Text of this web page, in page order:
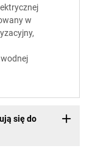
w
się do